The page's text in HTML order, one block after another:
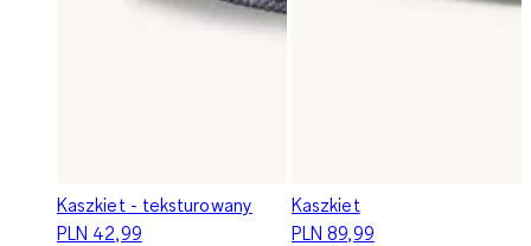
Kaszkiet - teksturowany
PLN 42,99
Kaszkiet
PLN 89,99